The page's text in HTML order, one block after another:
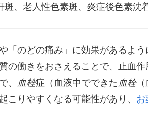
、老人性色素斑、炎症後色素沈
「のどの痛み」に効果があるよ
の働きをおさえることで、止血
、
血栓症（血液中でできた 血栓（
こりやすくなる可能性があり、 お